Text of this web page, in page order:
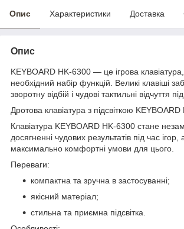
Опис Характеристики Доставка
Опис
KEYBOARD HK-6300 — це ігрова
необхідний набір функцій. Великі клавіші
зворотну відбій і чудові тактильні відчуття
Дротова клавіатура з підсвіткою
Клавіатура KEYBOARD HK-6300 стане
досягненні чудових результатів під час
максимально комфортні умови для цього.
Переваги:
компактна та зручна в застосуванні;
якісний матеріал;
стильна та приємна підсвітка.